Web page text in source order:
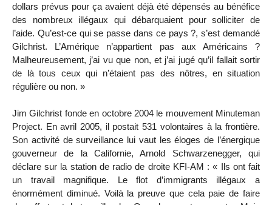
dollars prévus pour ça avaient déjà été dépensés au bénéfice
des nombreux illégaux qui débarquaient pour solliciter de
l’aide. Qu’est-ce qui se passe dans ce pays ?, s’est demandé
Gilchrist. L’Amérique n’appartient pas aux Américains ?
Malheureusement, j’ai vu que non, et j’ai jugé qu’il fallait sortir
de là tous ceux qui n’étaient pas des nôtres, en situation
régulière ou non. »
Jim Gilchrist fonde en octobre 2004 le mouvement Minuteman
Project. En avril 2005, il postait 531 volontaires à la frontière.
Son activité de surveillance lui vaut les éloges de l’énergique
gouverneur de la Californie, Arnold Schwarzenegger, qui
déclare sur la station de radio de droite KFI-AM : « Ils ont fait
un travail magnifique. Le flot d’immigrants illégaux a
énormément diminué. Voilà la preuve que cela paie de faire